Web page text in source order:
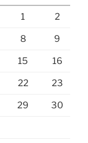
1 2
8 9
15 16
22 23
29 30